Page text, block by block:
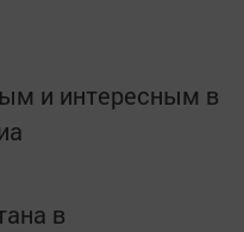
и интересным в
в